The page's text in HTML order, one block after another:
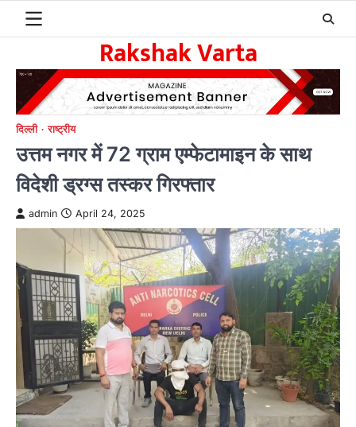
Rakshak Varta
दिल्ली राष्ट्रीय
उत्तम नगर में 72 ग्राम एम्फेटामाइन के साथ
विदेशी ड्रग्स तस्कर गिरफ्तार
admin April 24, 2025